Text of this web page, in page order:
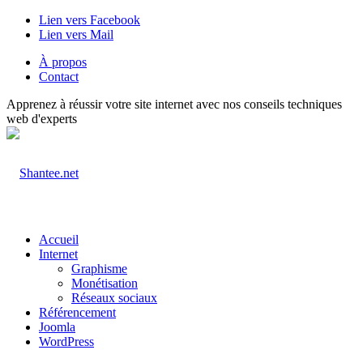
Lien vers Facebook
Lien vers Mail
À propos
Contact
Apprenez à réussir votre site internet avec nos conseils techniques
web d'experts
Accueil
Internet
Graphisme
Monétisation
Réseaux sociaux
Référencement
Joomla
WordPress